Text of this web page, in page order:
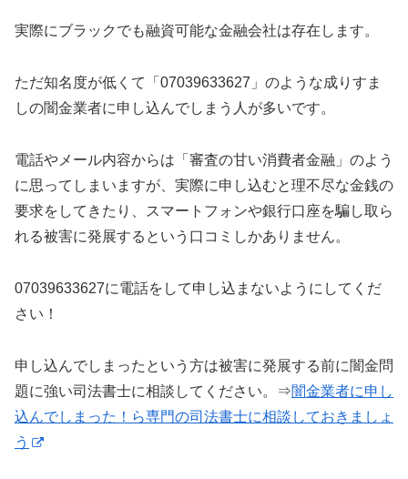
実際にブラックでも融資可能な金融会社は存在します。
ただ知名度が低くて「07039633627」のような成りすま
しの闇金業者に申し込んでしまう人が多いです。
電話やメール内容からは「審査の甘い消費者金融」のよう
に思ってしまいますが、実際に申し込むと理不尽な金銭の
要求をしてきたり、スマートフォンや銀行口座を騙し取ら
れる被害に発展するという口コミしかありません。
07039633627に電話をして申し込まないようにしてくだ
さい！
申し込んでしまったという方は被害に発展する前に闇金問
題に強い司法書士に相談してください。⇒闇金業者に申し
込んでしまった！ら専門の司法書士に相談しておきましょ
う